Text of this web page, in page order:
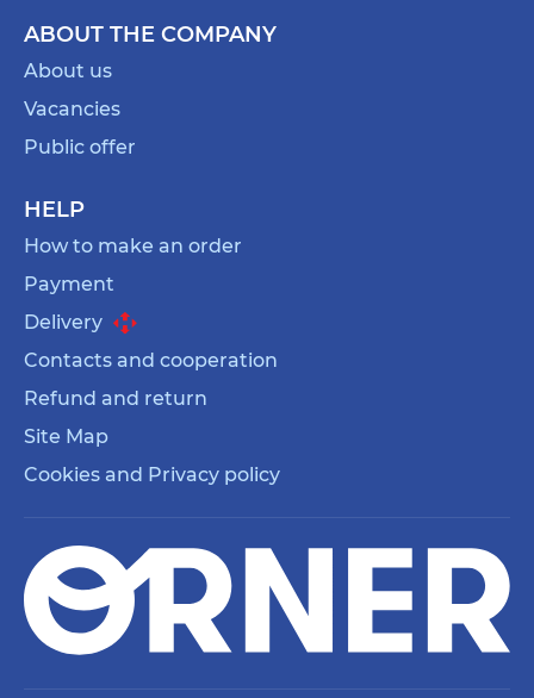
ABOUT THE COMPANY
About us
Vacancies
Public offer
HELP
How to make an order
Payment
Delivery
Contacts and cooperation
Refund and return
Site Map
Cookies and Privacy policy